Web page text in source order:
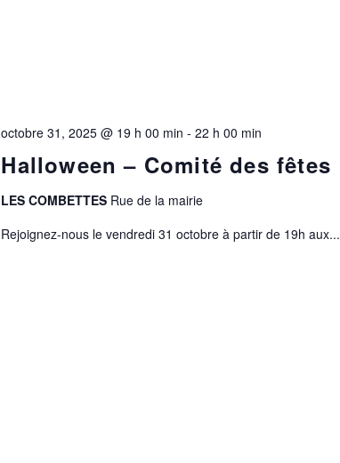
Halloween – Comité des fêtes
octobre 31, 2025 @ 19 h 00 min -22 h 00 min
LES COMBETTES Rue de la mairie
Rejoignez-nous le vendredi 31 octobre à partir de 19h aux...